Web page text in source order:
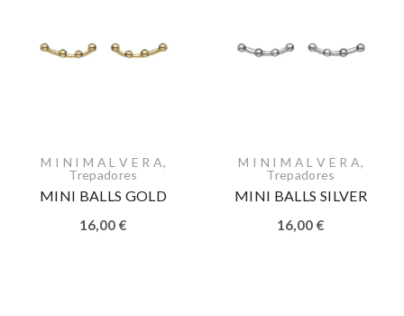
M I N I M A L V E R A,
Trepadores
MINI BALLS GOLD
16,00 €
M I N I M A L V E R A,
Trepadores
MINI BALLS SILVER
16,00 €